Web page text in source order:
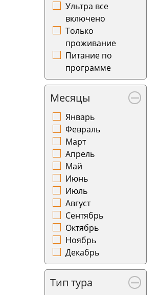
Ультра все
включено
Только
проживание
Питание по
программе
Месяцы
Январь
Февраль
Март
Апрель
Май
Июнь
Июль
Август
Сентябрь
Октябрь
Ноябрь
Декабрь
Тип тура